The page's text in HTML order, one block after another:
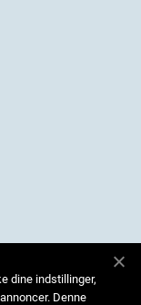
dine indstillinger,
Denne